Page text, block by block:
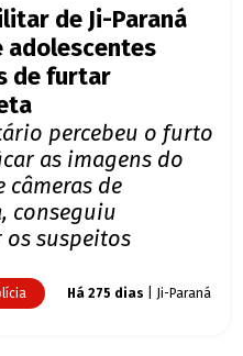
de Ji-Paraná
adolescentes
de furtar
percebeu o furto
as imagens do
câmeras de
conseguiu
suspeitos
Há 275 dias | Ji-Paraná